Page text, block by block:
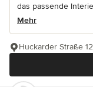
das passende
Mehr
Huckarder Straße